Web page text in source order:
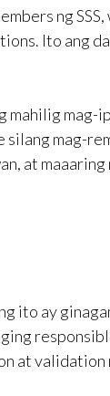
ng
Ito ang
mahilig mag-
mag-
at
ito ay
at validation